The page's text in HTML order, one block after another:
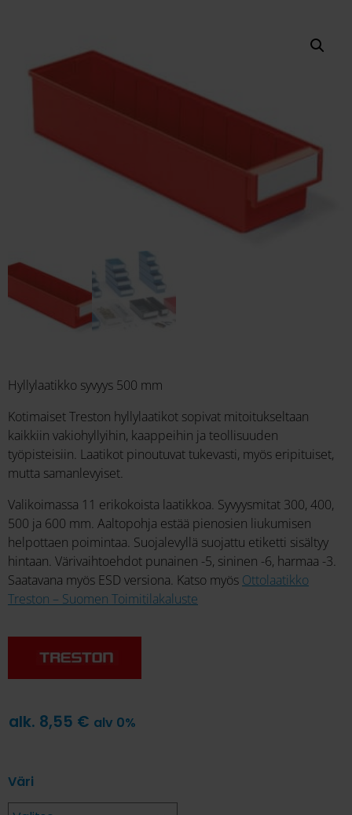
Hyllylaatikko syvyys 500 mm
Kotimaiset Treston hyllylaatikot sopivat mitoitukseltaan
kaikkiin vakiohyllyihin, kaappeihin ja teollisuuden
työpisteisiin. Laatikot pinoutuvat tukevasti, myös eripituiset,
mutta samanlevyiset.
Valikoimassa 11 erikokoista laatikkoa. Syvyysmitat 300, 400,
500 ja 600 mm. Aaltopohja estää pienosien liukumisen
helpottaen poimintaa. Suojalevyllä suojattu etiketti sisältyy
hintaan. Värivaihtoehdot punainen -5, sininen -6, harmaa -3.
Saatavana myös ESD versiona. Katso myös Ottolaatikko
Treston – Suomen Toimitilakaluste
alk. 8,55 € alv 0%
Väri